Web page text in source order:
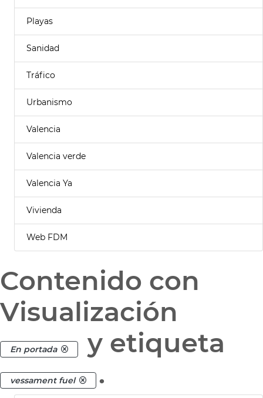
Playas
Sanidad
Tráfico
Urbanismo
Valencia
Valencia verde
Valencia Ya
Vivienda
Web FDM
Contenido con
Visualización
En portada y etiqueta
vessament fuel .